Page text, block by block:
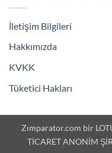
İletişim Bilgileri
Hakkımızda
KVKK
Tüketici Hakları
Zımparator.com bir
TİCARET ANONİM